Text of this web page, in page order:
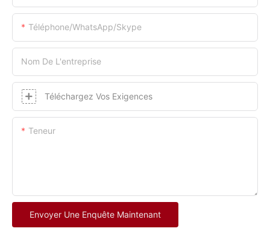
Téléphone/WhatsApp/Skype
Nom De L'entreprise
Téléchargez Vos Exigences
Teneur
Envoyer Une Enquête Maintenant